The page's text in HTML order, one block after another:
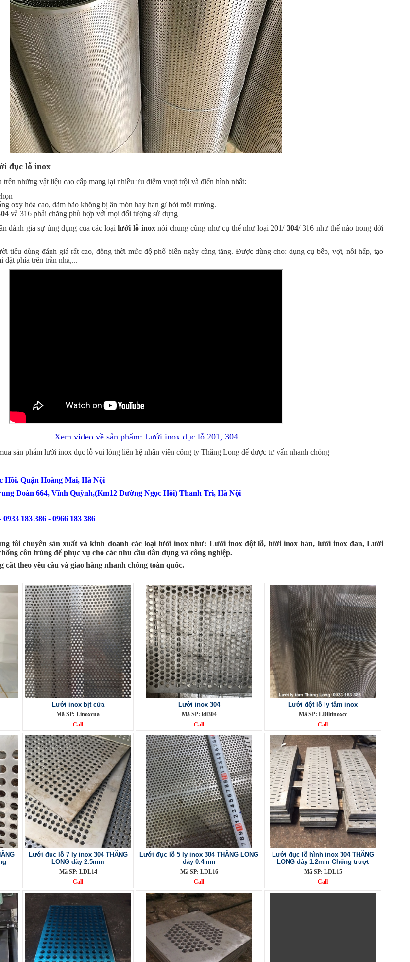
đục lỗ inox
trên những vật liệu cao cấp mang lại nhiều ưu điểm vượt trội và điển hình nhất:
oxy hóa cao, đảm bảo không bị ăn mòn hay han gỉ bởi môi trường.
và 316 phải chăng phù hợp với mọi đối tượng sử dụng
đánh giá sự ứng dụng của các loạilưới lỗ inoxnói chung cũng như cụ thể như loại 201/ 304/ 316 như thế nào trong đời
tiêu dùng đánh giá rất cao, đồng thời mức độ phổ biến ngày càng tăng. Được dùng cho: dụng cụ bếp, vợt, nồi hấp, tạo
phía trên trần nhà,...
Xem video về sản phẩm: Lưới inox đục lỗ 201, 304
sản phẩm lưới inox đục lỗ vui lòng liên hệ nhân viên công ty Thăng Long để được tư vấn nhanh chóng
Hồi, Quận Hoàng Mai, Hà Nội
Đoàn 664, Vĩnh Quỳnh,(Km12 Đường Ngọc Hồi) Thanh Trì, Hà Nội
666
183 386 - 0966 183 386
tôi chuyên sản xuất và kinh doanh các loại lưới inox như: Lưới inox đột lỗ, lưới inox hàn, lưới inox đan, Lưới
côn trùng để phục vụ cho các nhu cầu dân dụng và công nghiệp.
cắt theo yêu cầu và giao hàng nhanh chóng toàn quốc.
Lưới inox bịt cửa
Mã SP: Linoxcua
Call
Lưới inox 304
Mã SP: ldl304
Call
Lưới đột lỗ ly tâm inox
Mã SP: LĐlltinoxcc
Call
Lưới đục lỗ 7 ly inox 304 THĂNG
LONG dày 2.5mm
Mã SP: LDL14
Call
Lưới đục lỗ 5 ly inox 304 THĂNG LONG
dày 0.4mm
Mã SP: LDL16
Call
Lưới đục lỗ hình inox 304 THĂNG
LONG dày 1.2mm Chống trượt
Mã SP: LDL15
Call